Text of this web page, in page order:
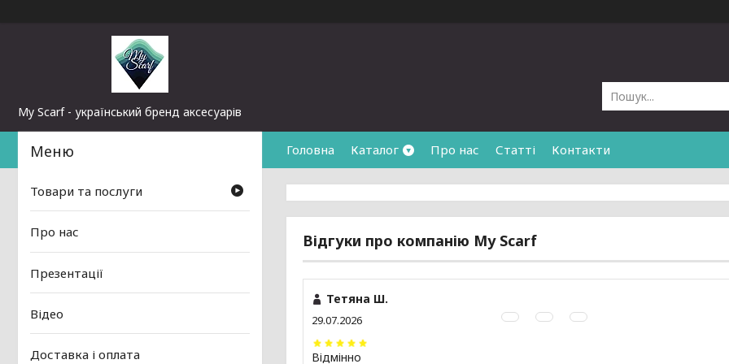
My Scarf - український бренд аксесуарів
Головна Каталог Про нас Статті Контакти
Відгуки про компанію My Scarf
Тетяна Ш.
29.07.2026
Відмінно
Товари та послуги
Про нас
Презентації
Відео
Доставка і оплата